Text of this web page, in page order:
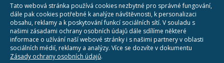
ALEGO průmyslové čištění s.r.o.
Opavská 61
794 01 Krnov
Tel: +420 777 164 712
Tato webová stránka používá cookies nezbytné pro správné fungování,
dále pak cookies potřebné k analýze návštěvnosti, k personalizaci
obsahu, reklamy a k poskytování funkcí sociálních sítí. V souladu s
našimi zásadami ochrany osobních údajů dále sdílíme některé
informace o užívání naší webové stránky i s našimi partnery v oblasti
sociálních médií, reklamy a analýzy. Více se dozvíte v dokumentu
Zásady ochrany osobních údajů.